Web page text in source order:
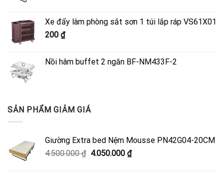
4.500.000 ₫.là:
Xe đẩy làm phòng sắt sơn 1 túi lắp ráp VS61X01
200 ₫
Nồi hâm buffet 2 ngăn BF-NM433F-2
SẢN PHẨM GIẢM GIÁ
Giường Extra bed Nệm Mousse PN42G04-20CM
4.500.000₫ Giá
4.050.000 ₫Giá